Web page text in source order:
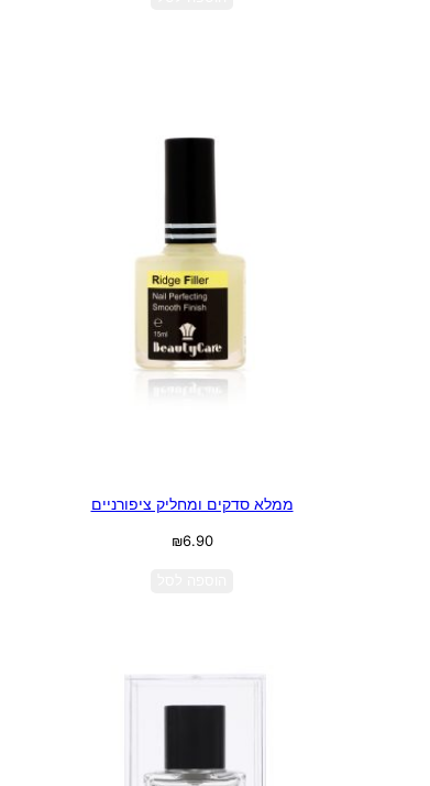
ממלא סדקים ומחליק ציפורניים
₪6.90